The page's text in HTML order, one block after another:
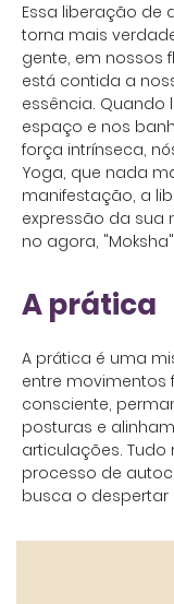
Essa liberação de
torna mais
gente, em nossos
está contida a
essência. Quando
espaço e nos
força intrínseca,
Yoga, que nada
manifestação, a
expressão da sua
no agora, "Moksha"
A prática
A prática é uma
entre movimentos
consciente,
posturas e
articulações.
processo de
busca o despertar